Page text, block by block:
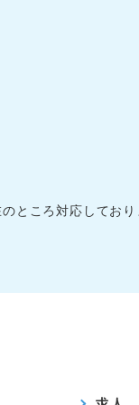
ところ対応しており